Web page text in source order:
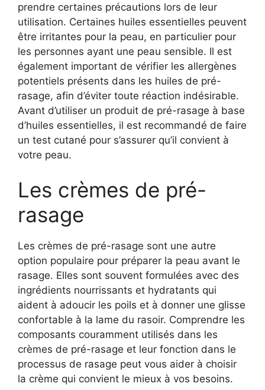
prendre certaines précautions lors de leur
utilisation. Certaines huiles essentielles peuvent
être irritantes pour la peau, en particulier pour
les personnes ayant une peau sensible. Il est
également important de vérifier les allergènes
potentiels présents dans les huiles de pré-
rasage, afin d’éviter toute réaction indésirable.
Avant d’utiliser un produit de pré-rasage à base
d’huiles essentielles, il est recommandé de faire
un test cutané pour s’assurer qu’il convient à
votre peau.
Les crèmes de pré-
rasage
Les crèmes de pré-rasage sont une autre
option populaire pour préparer la peau avant le
rasage. Elles sont souvent formulées avec des
ingrédients nourrissants et hydratants qui
aident à adoucir les poils et à donner une glisse
confortable à la lame du rasoir. Comprendre les
composants couramment utilisés dans les
crèmes de pré-rasage et leur fonction dans le
processus de rasage peut vous aider à choisir
la crème qui convient le mieux à vos besoins.